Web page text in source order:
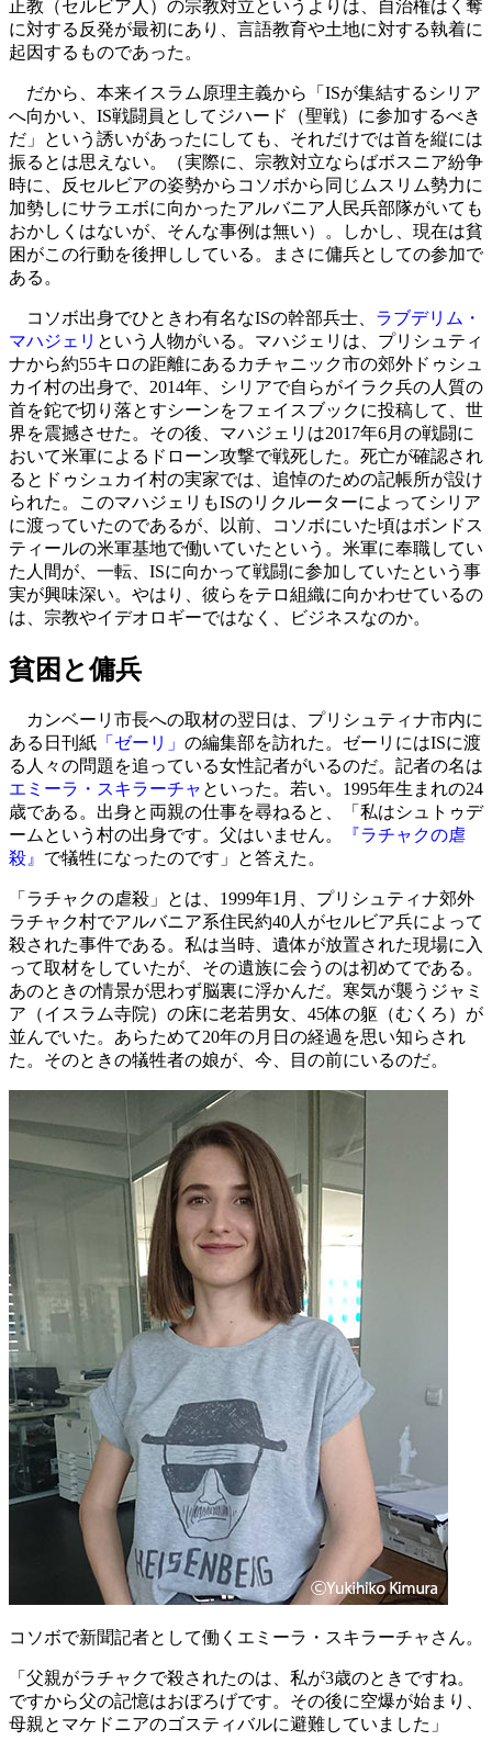
正教（セルビア人）の宗教対立というよりは、自治権はく奪
に対する反発が最初にあり、言語教育や土地に対する執着に
起因するものであった。
だから、本来イスラム原理主義から「ISが集結するシリア
へ向かい、IS戦闘員としてジハード（聖戦）に参加するべき
だ」という誘いがあったにしても、それだけでは首を縦には
振るとは思えない。（実際に、宗教対立ならばボスニア紛争
時に、反セルビアの姿勢からコソボから同じムスリム勢力に
加勢しにサラエボに向かったアルバニア人民兵部隊がいても
おかしくはないが、そんな事例は無い）。しかし、現在は貧
困がこの行動を後押ししている。まさに傭兵としての参加で
ある。
コソボ出身でひときわ有名なISの幹部兵士、 ラブデリム・
マハジェリ という人物がいる。マハジェリは、プリシュティ
ナから約55キロの距離にあるカチャニック市の郊外ドゥシュ
カイ村の出身で、2014年、シリアで自らがイラク兵の人質の
首を鉈で切り落とすシーンをフェイスブックに投稿して、世
界を震撼させた。その後、マハジェリは2017年6月の戦闘に
おいて米軍によるドローン攻撃で戦死した。死亡が確認され
るとドゥシュカイ村の実家では、追悼のための記帳所が設け
られた。このマハジェリもISのリクルーターによってシリア
に渡っていたのであるが、以前、コソボにいた頃はボンドス
ティールの米軍基地で働いていたという。米軍に奉職してい
た人間が、一転、ISに向かって戦闘に参加していたという事
実が興味深い。やはり、彼らをテロ組織に向かわせているの
は、宗教やイデオロギーではなく、ビジネスなのか。
貧困と傭兵
カンベーリ市長への取材の翌日は、プリシュティナ市内に
ある日刊紙 「ゼーリ」 の編集部を訪れた。ゼーリにはISに渡
る人々の問題を追っている女性記者がいるのだ。記者の名は
エミーラ・スキラーチャ といった。若い。1995年生まれの24
歳である。出身と両親の仕事を尋ねると、「私はシュトゥデ
ームという村の出身です。父はいません。
『ラチャクの虐
殺』 で犠牲になったのです」と答えた。
「ラチャクの虐殺」とは、1999年1月、プリシュティナ郊外
ラチャク村でアルバニア系住民約40人がセルビア兵によって
殺された事件である。私は当時、遺体が放置された現場に入
って取材をしていたが、その遺族に会うのは初めてである。
あのときの情景が思わず脳裏に浮かんだ。寒気が襲うジャミ
ア（イスラム寺院）の床に老若男女、45体の躯（むくろ）が
並んでいた。あらためて20年の月日の経過を思い知らされ
た。そのときの犠牲者の娘が、今、目の前にいるのだ。
コソボで新聞記者として働くエミーラ・スキラーチャさん。
「父親がラチャクで殺されたのは、私が3歳のときですね。
ですから父の記憶はおぼろげです。その後に空爆が始まり、
母親とマケドニアのゴスティバルに避難していました」